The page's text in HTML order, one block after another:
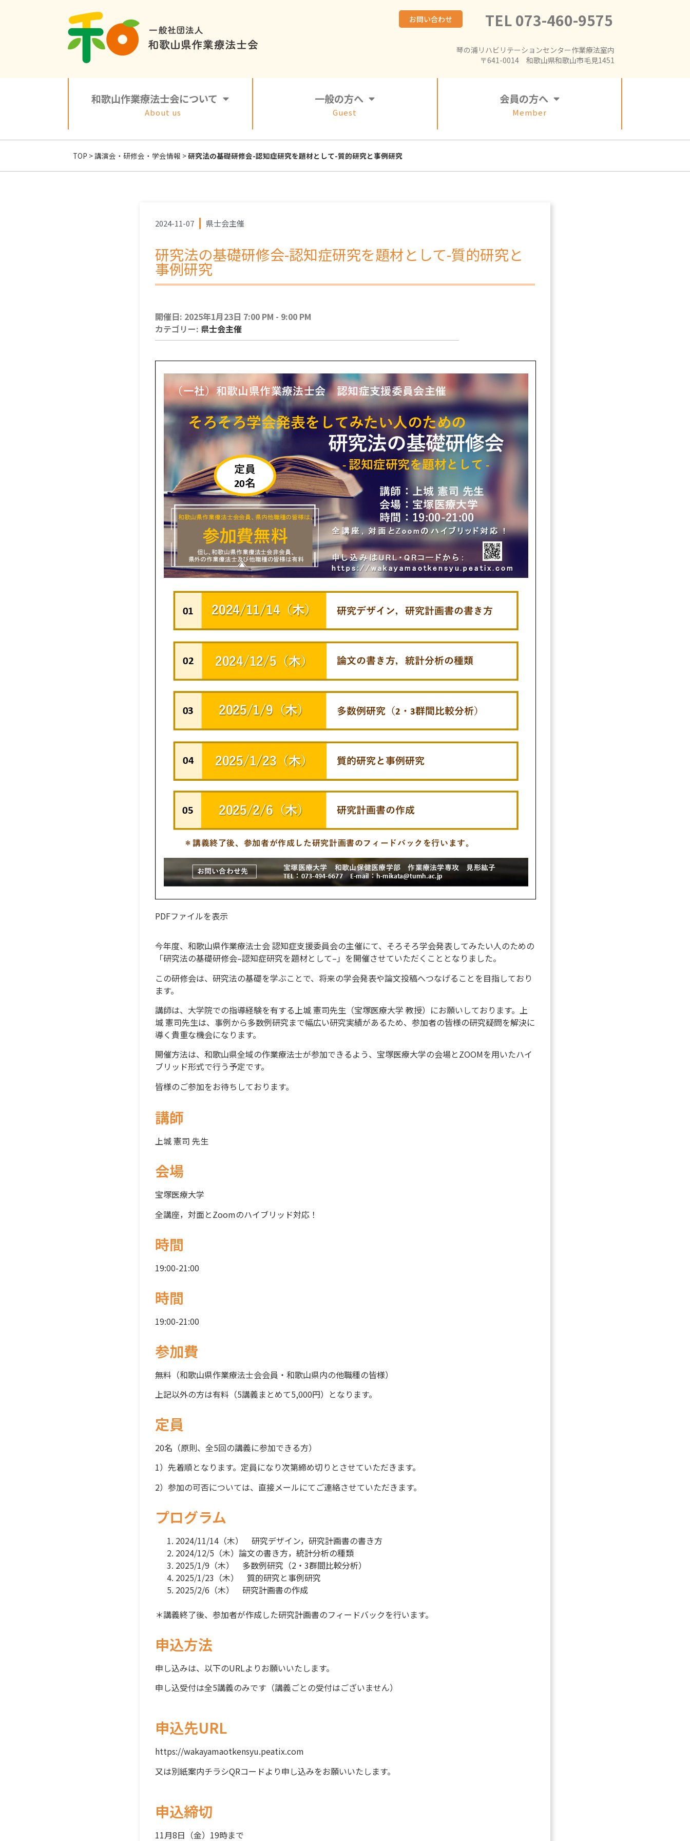
お問い合わせ TEL 073-460-9575
琴の浦リハビリテーションセンター作業療法室内
〒641-0014 和歌山県和歌山市毛見1451
和歌山作業療法士会について
About us
一般の方へ
Guest
会員の方へ
Member
TOP >講演会・研修会・学会情報 >研究法の基礎研修会-認知症研究を題材として-質的研究と事例研究
2024-11-07 県士会主催
研究法の基礎研修会-認知症研究を題材として-質的研究と
事例研究
開催日: 2025年1月23日 7:00 PM - 9:00 PM
カテゴリー: 県士会主催
PDFファイルを表示
今年度、和歌山県作業療法士会 認知症支援委員会の主催にて、そろそろ学会発表してみたい人のための
「研究法の基礎研修会–認知症研究を題材として– 」を開催させていただくこととなりました。
この研修会は、研究法の基礎を学ぶことで、将来の学会発表や論文投稿へつなげることを目指しており
ます。
講師は、大学院での指導経験を有する上城 憲司先生（宝塚医療大学 教授）にお願いしております。上
城 憲司先生は、事例から多数例研究まで幅広い研究実績があるため、参加者の皆様の研究疑問を解決に
導く貴重な機会になります。
開催方法は、和歌山県全域の作業療法士が参加できるよう、宝塚医療大学の会場とZOOMを用いたハイ
ブリッド形式で行う予定です。
皆様のご参加をお待ちしております。
講師
上城 憲司 先⽣
会場
宝塚医療⼤学
全講座，対面とZoomのハイブリッド対応！
時間
19:00-21:00
時間
19:00-21:00
参加費
無料（和歌山県作業療法士会会員 ・和歌山県内の他職種の皆様）
上記以外の方は有料（5講義まとめて5,000円）となります。
定員
20名（原則、全5回の講義に参加できる方）
1）先着順となります。定員になり次第締め切りとさせていただきます。
2）参加の可否については、直接メールにてご連絡させていただきます。
プログラム
2024/11/14（木） 研究デザイン，研究計画書の書き⽅
2024/12/5（木）論⽂の書き⽅，統計分析の種類
2025/1/9（木） 多数例研究（2・3群間⽐較分析）
2025/1/23（木） 質的研究と事例研究
2025/2/6（木） 研究計画書の作成
＊講義終了後、参加者が作成した研究計画書のフィードバックを⾏います。
申込方法
申し込みは、以下のURLよりお願いいたします。
申し込受付は全5講義のみです（講義ごとの受付はございません）
申込先URL
https://wakayamaotkensyu.peatix.com
又は別紙案内チラシQRコードより申し込みをお願いいたします。
申込締切
11月8日（金） 19時まで